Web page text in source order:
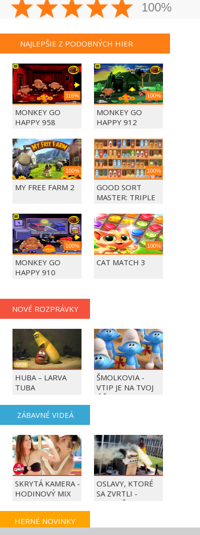
100%
NAJLEPŠIE Z PODOBNÝCH HIER
116%
MONKEY GO
HAPPY 958
100%
MONKEY GO
HAPPY 912
100%
MY FREE FARM 2
100%
GOOD SORT
MASTER: TRIPLE
100%
MONKEY GO
HAPPY 910
100%
CAT MATCH 3
NOVÉ ROZPRÁVKY
HUBA – LARVA
TUBA
ŠMOLKOVIA -
VTIP JE NA TVOJ
ÚČET
ZÁBAVNÉ VIDEÁ
SKRYTÁ KAMERA -
HODINOVÝ MIX
OSLAVY, KTORÉ
SA ZVRTLI -
NAJLEPŠIE
HERNÉ NOVINKY